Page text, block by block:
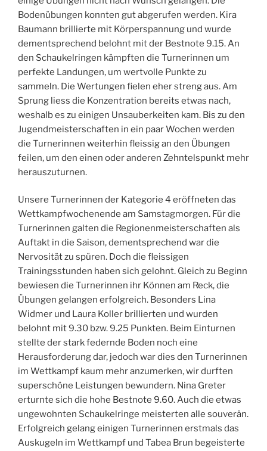
Bodenübungen konnten gut abgerufen werden. Kira
Baumann brillierte mit Körperspannung und wurde
dementsprechend belohnt mit der Bestnote 9.15. An
den Schaukelringen kämpften die Turnerinnen um
perfekte Landungen, um wertvolle Punkte zu
sammeln. Die Wertungen fielen eher streng aus. Am
Sprung liess die Konzentration bereits etwas nach,
weshalb es zu einigen Unsauberkeiten kam. Bis zu den
Jugendmeisterschaften in ein paar Wochen werden
die Turnerinnen weiterhin fleissig an den Übungen
feilen, um den einen oder anderen Zehntelspunkt mehr
herauszuturnen.
Unsere Turnerinnen der Kategorie 4 eröffneten das
Wettkampfwochenende am Samstagmorgen. Für die
Turnerinnen galten die Regionenmeisterschaften als
Auftakt in die Saison, dementsprechend war die
Nervosität zu spüren. Doch die fleissigen
Trainingsstunden haben sich gelohnt. Gleich zu Beginn
bewiesen die Turnerinnen ihr Können am Reck, die
Übungen gelangen erfolgreich. Besonders Lina
Widmer und Laura Koller brillierten und wurden
belohnt mit 9.30 bzw. 9.25 Punkten. Beim Einturnen
stellte der stark federnde Boden noch eine
Herausforderung dar, jedoch war dies den Turnerinnen
im Wettkampf kaum mehr anzumerken, wir durften
superschöne Leistungen bewundern. Nina Greter
erturnte sich die hohe Bestnote 9.60. Auch die etwas
ungewohnten Schaukelringe meisterten alle souverän.
Erfolgreich gelang einigen Turnerinnen erstmals das
Auskugeln im Wettkampf und Tabea Brun begeisterte